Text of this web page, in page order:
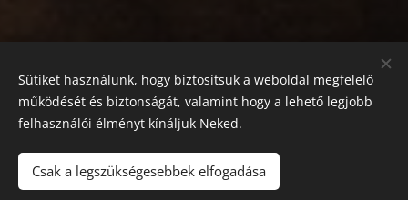
Országos azonosító:
0100/60270/2025/2300092318647
Sütiket használunk, hogy biztosítsuk a weboldal megfelelő
működését és biztonságát, valamint hogy a lehető legjobb
felhasználói élményt kínáljuk Neked.
Csak a legszükségesebbek elfogadása